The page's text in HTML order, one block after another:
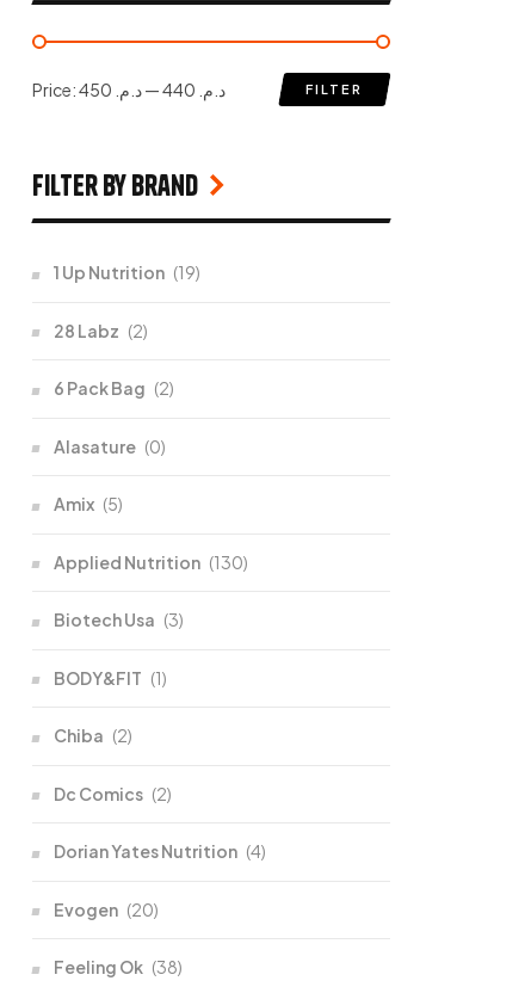
FILTER
Price: د.م. 440 —د.م. 450
filter by Brand
1 Up Nutrition (19)
28 Labz (2)
6 Pack Bag (2)
Alasature (0)
Amix (5)
Applied Nutrition (130)
Biotech Usa (3)
BODY&FIT (1)
Chiba (2)
Dc Comics (2)
Dorian Yates Nutrition (4)
Evogen (20)
Feeling Ok (38)